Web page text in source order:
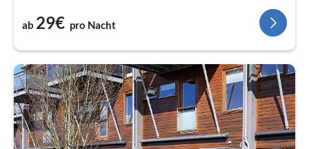
ab 29€ pro Nacht